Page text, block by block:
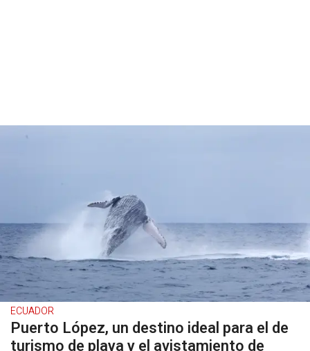
ECUADOR
Puerto López, un destino ideal para el de
turismo de playa y el avistamiento de